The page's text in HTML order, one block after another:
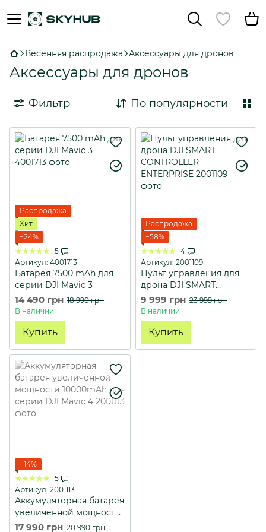
Весенняя распродажа Аксессуары для дронов
Аксессуары для дронов
Фильтр По популярности
Распродажа
Хит
−24%
5
Артикул: 4001713
Батарея 7500 mAh для
серии DJI Mavic 3
14 490 грн 18 990 грн
В наличии
Купить
Распродажа
−58%
4
Артикул: 2001109
Пульт управления для
дрона DJI SMART
CONTROLLER
ENTERPRISE
9 999 грн 23 999 грн
В наличии
Купить
−14%
5
Артикул: 2001113
Аккумуляторная батарея
увеличенной мощности
10000mAh для серии DJI
17 990 грн 20 990 грн